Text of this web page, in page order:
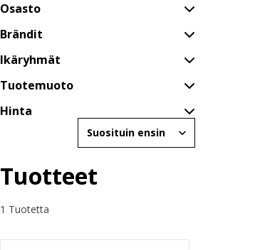
Osasto
Brändit
Ikäryhmät
Tuotemuoto
Hinta
Järjestä
Tuotteet
1 Tuotetta